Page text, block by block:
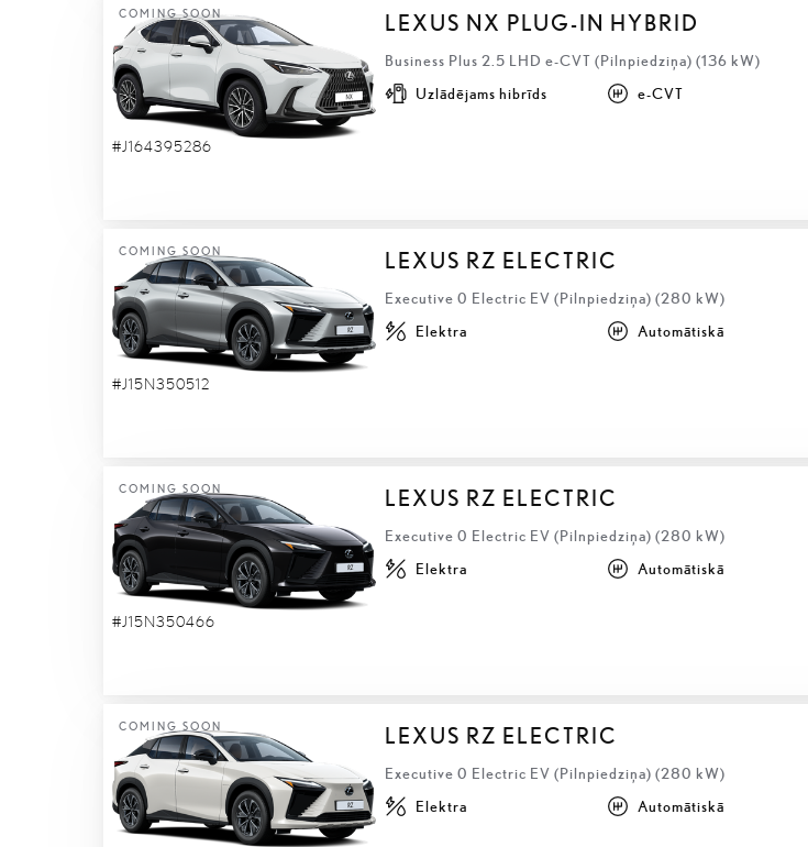
COMING SOON
#J164395286
LEXUS NX PLUG-IN HYBRID
Business Plus 2.5 LHD e-CVT (Pilnpiedziņa) (136 kW)
Uzlādējams hibrīds e-CVT
COMING SOON
#J15N350512
LEXUS RZ ELECTRIC
Executive 0 Electric EV (Pilnpiedziņa) (280 kW)
Elektra Automātiskā
COMING SOON
#J15N350466
LEXUS RZ ELECTRIC
Executive 0 Electric EV (Pilnpiedziņa) (280 kW)
Elektra Automātiskā
COMING SOON LEXUS RZ ELECTRIC
Executive 0 Electric EV (Pilnpiedziņa) (280 kW)
Elektra Automātiskā